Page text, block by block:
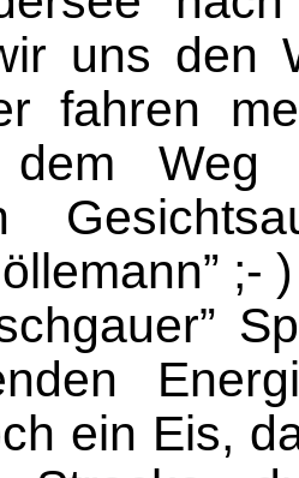
uns den
fahren
Weg
;- )
ein Eis,